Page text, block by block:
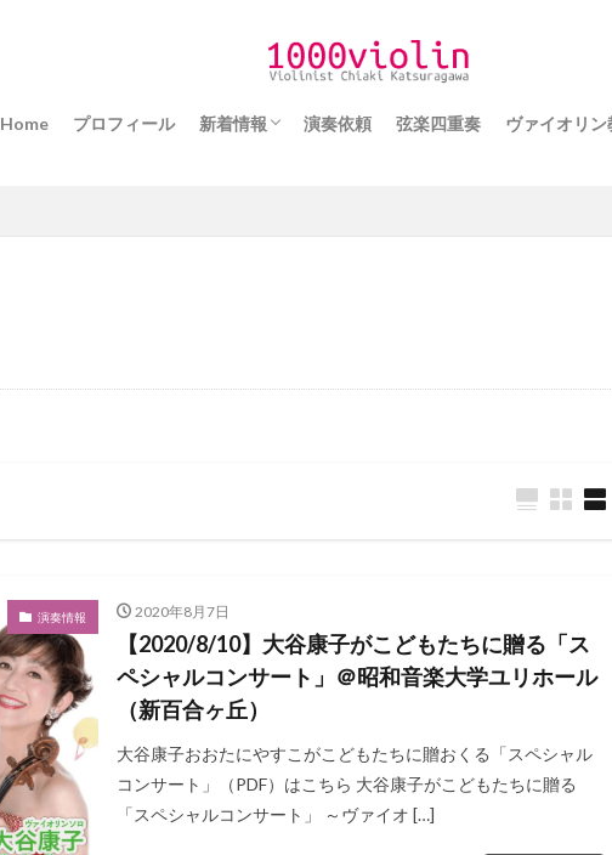
Home プロフィール 新着情報 演奏依頼 弦楽四重奏 ヴァイオリン
演奏情報 2020年8月7日
【2020/8/10】大谷康子がこどもたちに贈る「ス
ペシャルコンサート」＠昭和音楽大学ユリホール
（新百合ヶ丘）
大谷康子おおたにやすこがこどもたちに贈おくる「スペシャル
コンサート」（PDF）はこちら 大谷康子がこどもたちに贈る
「スペシャルコンサート」 ～ヴァイオ […]
検索